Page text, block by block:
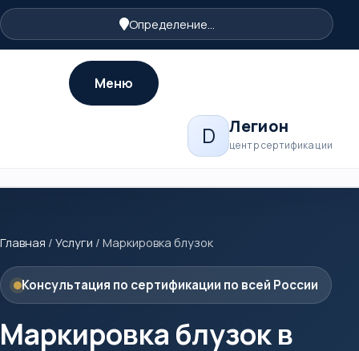
Определение...
D Легион
центр сертификации
Меню
Главная / Услуги / Маркировка блузок
Консультация по сертификации по всей России
Маркировка блузок в